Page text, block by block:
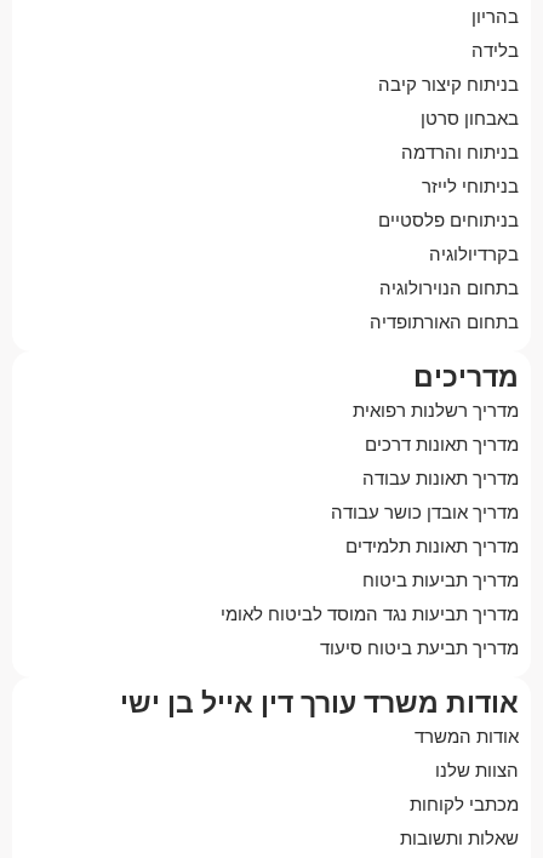
בהריון
בלידה
בניתוח קיצור קיבה
באבחון סרטן
בניתוח והרדמה
בניתוחי לייזר
בניתוחים פלסטיים
בקרדיולוגיה
בתחום הנוירולוגיה
בתחום האורתופדיה
מדריכים
מדריך רשלנות רפואית
מדריך תאונות דרכים
מדריך תאונות עבודה
מדריך אובדן כושר עבודה
מדריך תאונות תלמידים
מדריך תביעות ביטוח
מדריך תביעות נגד המוסד לביטוח לאומי
מדריך תביעת ביטוח סיעוד
אודות משרד עורך דין אייל בן ישי
אודות המשרד
הצוות שלנו
מכתבי לקוחות
שאלות ותשובות